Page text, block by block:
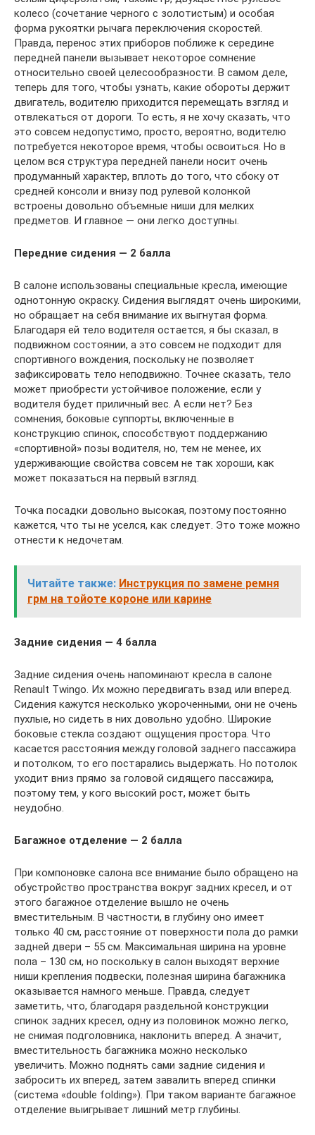
колесо (сочетание черного с золотистым) и особая
форма рукоятки рычага переключения скоростей.
Правда, перенос этих приборов поближе к середине
передней панели вызывает некоторое сомнение
относительно своей целесообразности. В самом деле,
теперь для того, чтобы узнать, какие обороты держит
двигатель, водителю приходится перемещать взгляд и
отвлекаться от дороги. То есть, я не хочу сказать, что
это совсем недопустимо, просто, вероятно, водителю
потребуется некоторое время, чтобы освоиться. Но в
целом вся структура передней панели носит очень
продуманный характер, вплоть до того, что сбоку от
средней консоли и внизу под рулевой колонкой
встроены довольно объемные ниши для мелких
предметов. И главное — они легко доступны.
Передние сидения — 2 балла
В салоне использованы специальные кресла, имеющие
однотонную окраску. Сидения выглядят очень широкими,
но обращает на себя внимание их выгнутая форма.
Благодаря ей тело водителя остается, я бы сказал, в
подвижном состоянии, а это совсем не подходит для
спортивного вождения, поскольку не позволяет
зафиксировать тело неподвижно. Точнее сказать, тело
может приобрести устойчивое положение, если у
водителя будет приличный вес. А если нет? Без
сомнения, боковые суппорты, включенные в
конструкцию спинок, способствуют поддержанию
«спортивной» позы водителя, но, тем не менее, их
удерживающие свойства совсем не так хороши, как
может показаться на первый взгляд.
Точка посадки довольно высокая, поэтому постоянно
кажется, что ты не уселся, как следует. Это тоже можно
отнести к недочетам.
Читайте также: Инструкция по замене ремня
грм на тойоте короне или карине
Задние сидения — 4 балла
Задние сидения очень напоминают кресла в салоне
Renault Twingo. Их можно передвигать взад или вперед.
Сидения кажутся несколько укороченными, они не очень
пухлые, но сидеть в них довольно удобно. Широкие
боковые стекла создают ощущения простора. Что
касается расстояния между головой заднего пассажира
и потолком, то его постарались выдержать. Но потолок
уходит вниз прямо за головой сидящего пассажира,
поэтому тем, у кого высокий рост, может быть
неудобно.
Багажное отделение — 2 балла
При компоновке салона все внимание было обращено на
обустройство пространства вокруг задних кресел, и от
этого багажное отделение вышло не очень
вместительным. В частности, в глубину оно имеет
только 40 см, расстояние от поверхности пола до рамки
задней двери – 55 см. Максимальная ширина на уровне
пола – 130 см, но поскольку в салон выходят верхние
ниши крепления подвески, полезная ширина багажника
оказывается намного меньше. Правда, следует
заметить, что, благодаря раздельной конструкции
спинок задних кресел, одну из половинок можно легко,
не снимая подголовника, наклонить вперед. А значит,
вместительность багажника можно несколько
увеличить. Можно поднять сами задние сидения и
забросить их вперед, затем завалить вперед спинки
(система «double folding»). При таком варианте багажное
отделение выигрывает лишний метр глубины.